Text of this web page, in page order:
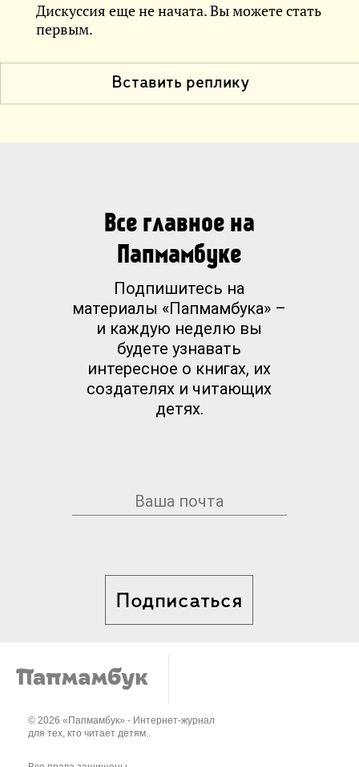
Дискуссия еще не начата. Вы можете стать
первым.
Вставить реплику
Все главное на
Папмамбуке
Подпишитесь на
материалы «Папмамбука» –
и каждую неделю вы
будете узнавать
интересное о книгах, их
создателях и читающих
детях.
Подписаться
© 2026 «Папмамбук» - Интернет-журнал
для тех, кто читает детям..